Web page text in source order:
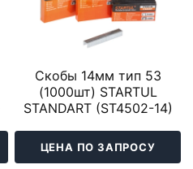
Скобы 14мм тип 53
(1000шт) STARTUL
STANDART (ST4502-14)
ЦЕНА ПО ЗАПРОСУ